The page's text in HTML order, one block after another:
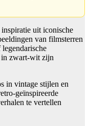
uit iconische
van filmsterren
in zwart-wit zijn
in vintage stijlen en
geïnspireerde
te vertellen